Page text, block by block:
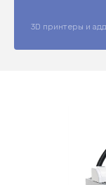
3D принтеры и